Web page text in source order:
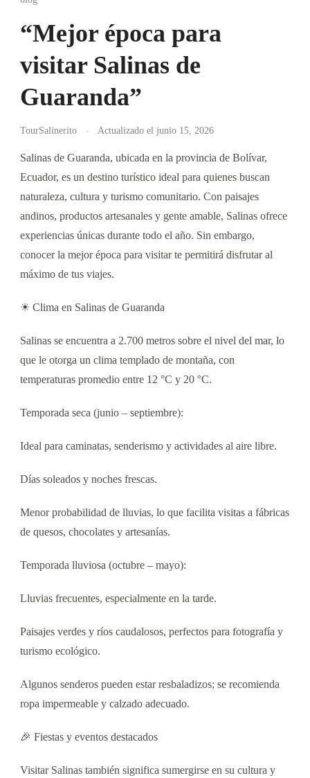
“Mejor época para
visitar Salinas de
Guaranda”
TourSalinerito Actualizado el junio 15, 2026
Salinas de Guaranda, ubicada en la provincia de Bolívar,
Ecuador, es un destino turístico ideal para quienes buscan
naturaleza, cultura y turismo comunitario. Con paisajes
andinos, productos artesanales y gente amable, Salinas ofrece
experiencias únicas durante todo el año. Sin embargo,
conocer la mejor época para visitar te permitirá disfrutar al
máximo de tus viajes.
☀ Clima en Salinas de Guaranda
Salinas se encuentra a 2.700 metros sobre el nivel del mar, lo
que le otorga un clima templado de montaña, con
temperaturas promedio entre 12 °C y 20 °C.
Temporada seca (junio – septiembre):
Ideal para caminatas, senderismo y actividades al aire libre.
Días soleados y noches frescas.
Menor probabilidad de lluvias, lo que facilita visitas a fábricas
de quesos, chocolates y artesanías.
Temporada lluviosa (octubre – mayo):
Lluvias frecuentes, especialmente en la tarde.
Paisajes verdes y ríos caudalosos, perfectos para fotografía y
turismo ecológico.
Algunos senderos pueden estar resbaladizos; se recomienda
ropa impermeable y calzado adecuado.
🎉 Fiestas y eventos destacados
Visitar Salinas también significa sumergirse en su cultura y